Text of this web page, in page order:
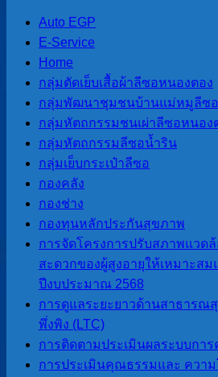
Auto EGP
E-Service
Home
กลุ่มตัดเย็บเสื้อผ้าลีซอหนองตอง
กลุ่มพัฒนาชุมชนบ้านแม่หมูลีซอ
กลุ่มหัตถกรรมชนเผ่าลีซอหนอง
กลุ่มหัตถกรรมลีซอน้ำริน
กลุ่มเย็บกระเป๋าลีซอ
กองคลัง
กองช่าง
กองทุนหลักประกันสุขภาพ
การจัดโครงการปรับสภาพแวด
สะดวกของผู้สูงอายุให้เหมาะส
ปีงบประมาณ 2568
การดูแลระยะยาวด้านสาธารณ
พึ่งพิง (LTC)
การติดตามประเมินผลระบบกา
การประเมินคุณธรรมและ ความ
องค์การบริหารส่วนตำบล
สบป่อง พร้อมด้วยนายเสรี
แพร่ทอง รองปลัด รักษา
ราชการแทน
ปลัดองค์การบริหารส่วน
ตำบลสบป่อง ร่วมจัดระเบียบ
ความเรียบร้อยการขายของ
ตลาดนัดวันอังคาร ร่วมกับ
ปลัดอำเภอปางมะผ้า
สาธารณสุขอำเภอปางมะ
ผ้า สถานีตำรวจภูธรอำเภอ
ปางมะผ้า กรมทางหลวง
ชนบทอำเภอปางมะผ้า
ณ ตลาดสบป่อง